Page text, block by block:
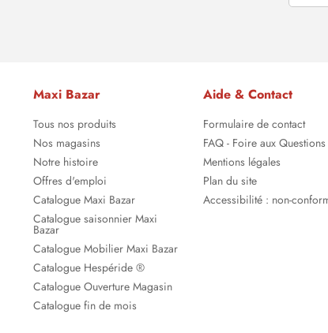
Maxi Bazar
Tous nos produits
Nos magasins
Notre histoire
Offres d'emploi
Catalogue Maxi Bazar
Catalogue saisonnier Maxi
Bazar
Catalogue Mobilier Maxi Bazar
Catalogue Hespéride ®
Catalogue Ouverture Magasin
Catalogue fin de mois
Aide & Contact
Formulaire de contact
FAQ - Foire aux Questions
Mentions légales
Plan du site
Accessibilité : non-